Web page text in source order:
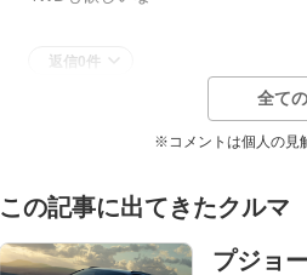
返信0件
全て
※コメントは個人の見
この記事に出てきたクルマ
プジョ